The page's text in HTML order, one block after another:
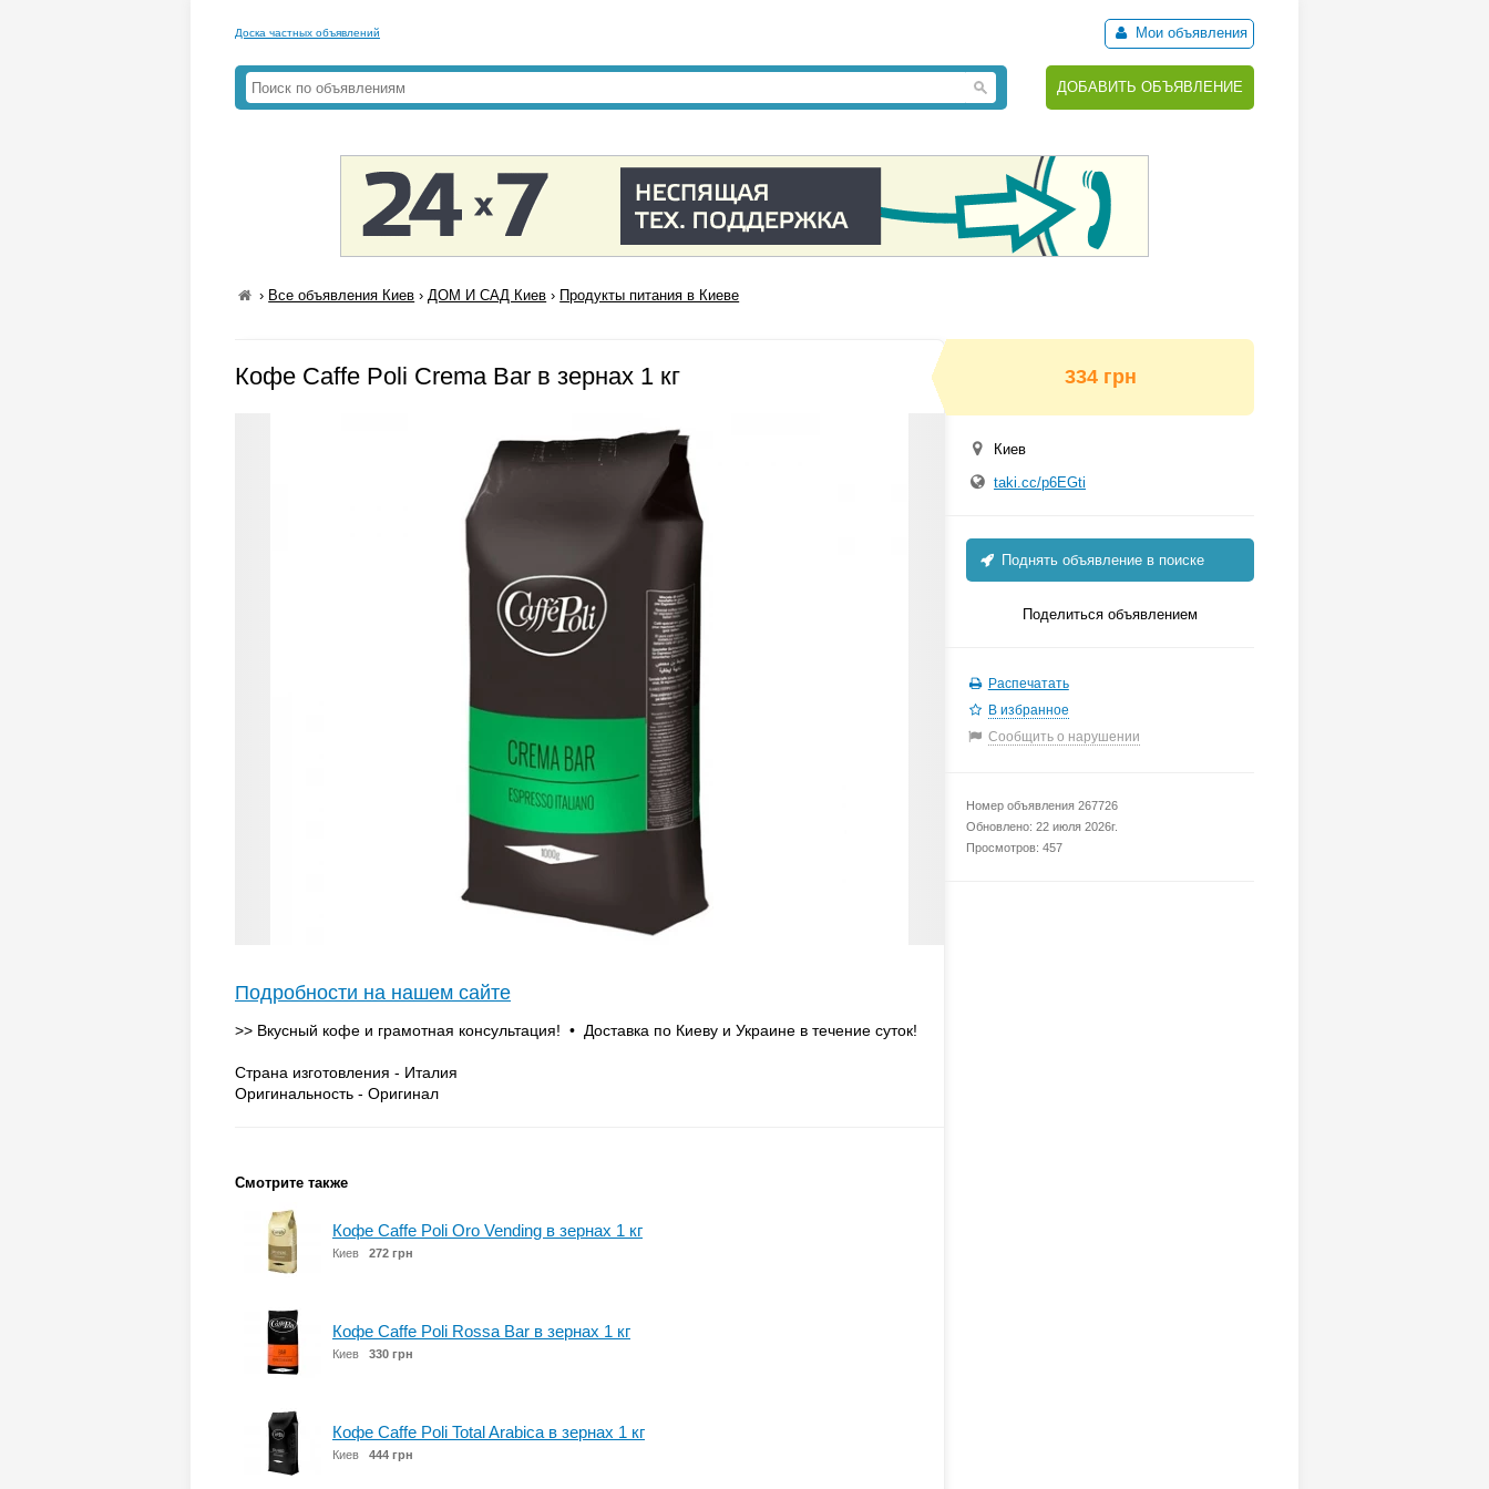
Доска частных объявлений Мои объявления
ДОБАВИТЬ ОБЪЯВЛЕНИЕ
› Все объявления Киев ›ДОМ И САД Киев › Продукты питания в Киеве
Кофе Caffe Poli Crema Bar в зернах 1 кг
Подробности на нашем сайте
>> Вкусный кофе и грамотная консультация! • Доставка по Киеву и Украине в течение суток!
Страна изготовления - Италия
Оригинальность - Оригинал
Смотрите также
Кофе Caffe Poli Oro Vending в зернах 1 кг
Киев 272 грн
Кофе Caffe Poli Rossa Bar в зернах 1 кг
Киев 330 грн
Кофе Caffe Poli Total Arabica в зернах 1 кг
Киев 444 грн
334 грн
Киев
taki.cc/p6EGti
Поднять объявление в поиске
Поделиться объявлением
Распечатать
В избранное
Сообщить о нарушении
Номер объявления 267726
Обновлено: 22 июля 2026г.
Просмотров: 457